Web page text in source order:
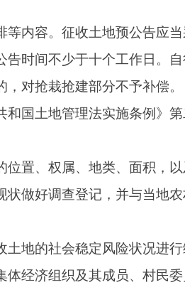
施条例》
第二十六条）
、征收目的、补偿方式和标
保障。
民小组范围内公告，听取被征
施条例》第二十八条）
县级以上地方人民政府应当组